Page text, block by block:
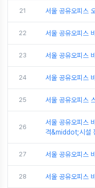
21 서울 공유오피스
22 서울 공유오피스
23 서울 공유오피스
24 서울 공유오피스
25 서울 공유오피스
26
서울 공유오피스
격&middot;시설
27 서울 공유오피스
28 서울 공유오피스